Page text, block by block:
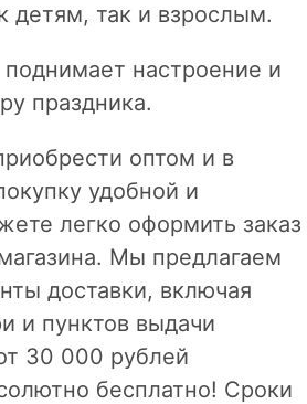
детям, так и взрослым.
настроение и
праздника.
оптом и в
удобной и
легко оформить заказ
Мы предлагаем
доставки, включая
и пунктов выдачи
30 000 рублей
бесплатно! Сроки